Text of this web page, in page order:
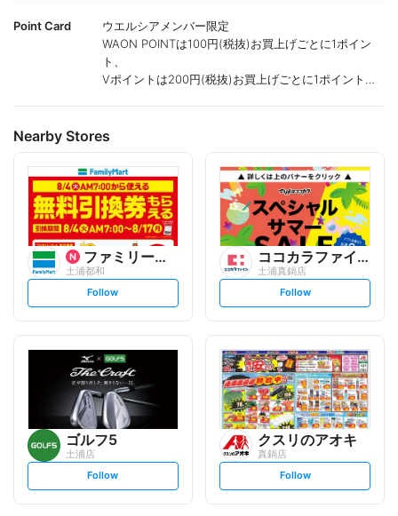
Point Card
ウエルシアメンバー限定
WAON POINTは100円(税抜)お買上げごとに1ポイン
ト、
Vポイントは200円(税抜)お買上げごとに1ポイント進
Nearby Stores
ファミリーマート
土浦都和
s
t
l
o
w
Follow
ココカラファイン
土浦真鍋店
s
t
l
o
w
Follow
ゴルフ5
土浦店
s
t
Follow
クスリのアオキ
真鍋店
s
t
Follow